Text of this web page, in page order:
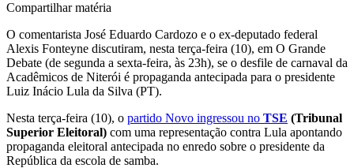
Compartilhar matéria
O comentarista José Eduardo Cardozo e o ex-deputado federal
Alexis Fonteyne discutiram, nesta terça-feira (10), em O Grande
Debate (de segunda a sexta-feira, às 23h), se o desfile de carnaval da
Acadêmicos de Niterói é propaganda antecipada para o presidente
Luiz Inácio Lula da Silva (PT).
Nesta terça-feira (10), o partido Novo ingressou no TSE (Tribunal
Superior Eleitoral) com uma representação contra Lula apontando
propaganda eleitoral antecipada no enredo sobre o presidente da
República da escola de samba.